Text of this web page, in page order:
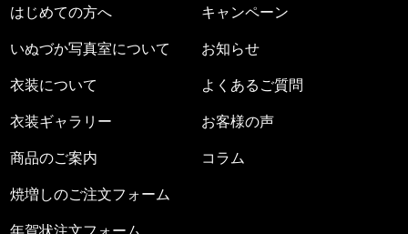
はじめての方へ
いぬづか写真室について
衣装について
衣装ギャラリー
商品のご案内
焼増しのご注文フォーム
年賀状注文フォーム
キャンペーン
お知らせ
よくあるご質問
お客様の声
コラム